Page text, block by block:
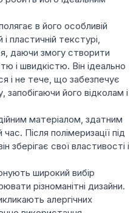
в його особливій
пластичній текстурі,
даючи змогу створити
і швидкістю. Він ідеально
і не тече, що забезпечує
запобігаючи його відколам і
матеріалом, здатним
Після полімеризації під
зберігає свої властивості і
широкий вибір
різноманітні дизайни.
алергічних